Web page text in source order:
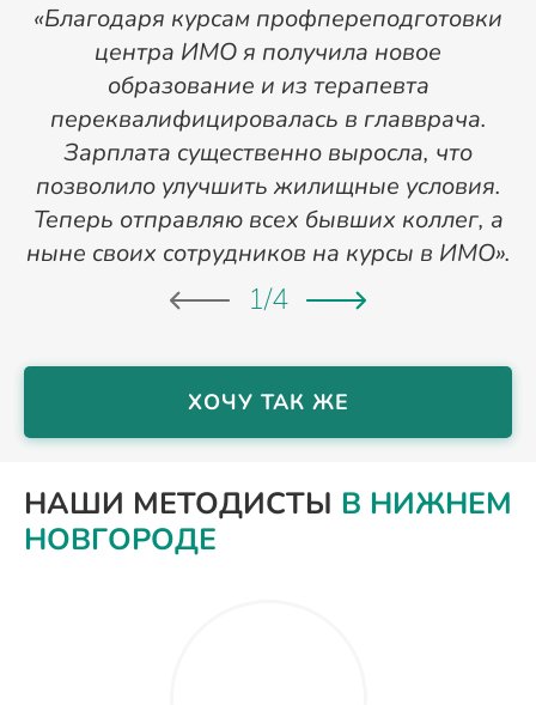
«Благодаря курсам профпереподготовки
центра ИМО я получила новое
образование и из терапевта
переквалифицировалась в главврача.
Зарплата существенно выросла, что
позволило улучшить жилищные условия.
Теперь отправляю всех бывших коллег, а
ныне своих сотрудников на курсы в ИМО».
1/4
ХОЧУ ТАК ЖЕ
НАШИ МЕТОДИСТЫ В НИЖНЕМ
НОВГОРОДЕ